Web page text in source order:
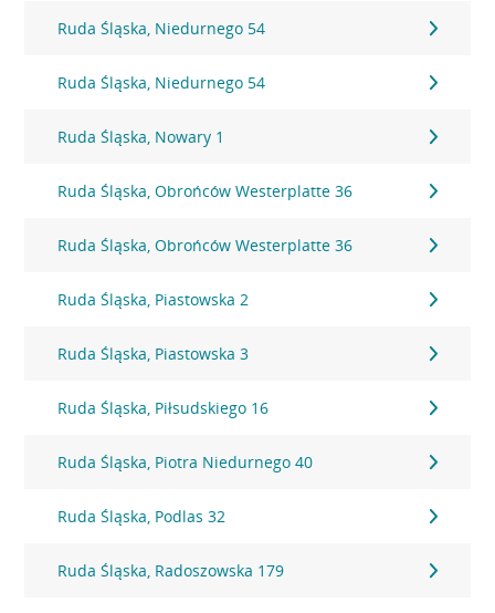
Ruda Śląska, Niedurnego 54
Ruda Śląska, Niedurnego 54
Ruda Śląska, Nowary 1
Ruda Śląska, Obrońców Westerplatte 36
Ruda Śląska, Obrońców Westerplatte 36
Ruda Śląska, Piastowska 2
Ruda Śląska, Piastowska 3
Ruda Śląska, Piłsudskiego 16
Ruda Śląska, Piotra Niedurnego 40
Ruda Śląska, Podlas 32
Ruda Śląska, Radoszowska 179